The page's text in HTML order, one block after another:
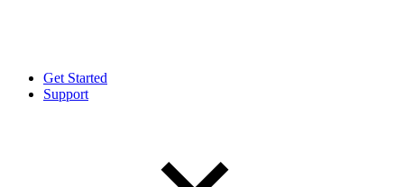
Get Started
Support